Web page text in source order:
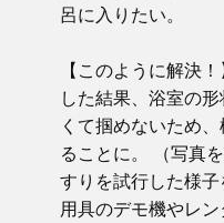
呂に入りたい。
【このように解決
した結果、浴室の
くて掴めないため
ることに。 （写真
すりを試行した様
用具のデモ機やレ